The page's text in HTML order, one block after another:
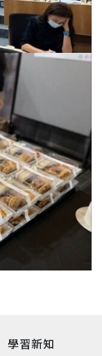
學習新知